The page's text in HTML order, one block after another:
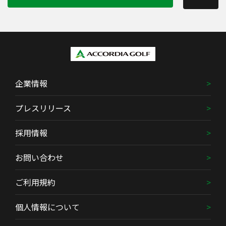
企業情報
プレスリリース
採用情報
お問い合わせ
ご利用規約
個人情報について